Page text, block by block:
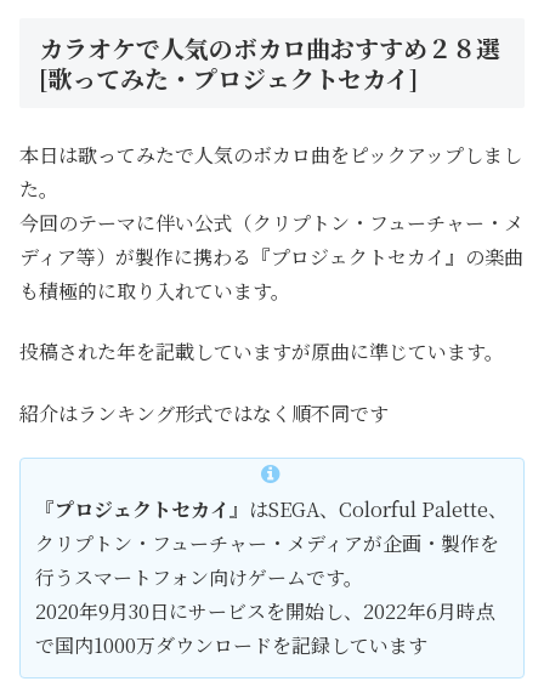
カラオケで人気のボカロ曲おすすめ２８選
[歌ってみた・プロジェクトセカイ]
本日は歌ってみたで人気のボカロ曲をピックアップしまし
た。
今回のテーマに伴い公式（クリプトン・フューチャー・メ
ディア等）が製作に携わる『プロジェクトセカイ』の楽曲
も積極的に取り入れています。
投稿された年を記載していますが原曲に準じています。
紹介はランキング形式ではなく順不同です
『プロジェクトセカイ』はSEGA、Colorful Palette、
クリプトン・フューチャー・メディアが企画・製作を
行うスマートフォン向けゲームです。
2020年9月30日にサービスを開始し、2022年6月時点
で国内1000万ダウンロードを記録しています